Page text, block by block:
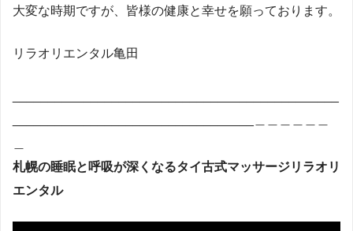
大変な時期ですが、皆様の健康と幸せを願っております。
リラオリエンタル亀田
札幌の睡眠と呼吸が深くなるタイ古式マッサージリラオリ
エンタル